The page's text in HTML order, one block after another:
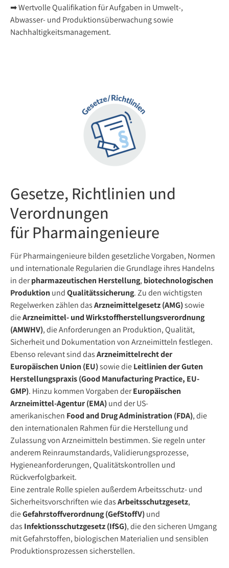
➡ Wertvolle Qualifikation für Aufgaben in Umwelt-,
Abwasser- und Produktionsüberwachung sowie
Nachhaltigkeitsmanagement.
Gesetze, Richtlinien und
Verordnungen
für Pharmaingenieure
Für Pharmaingenieure bilden gesetzliche Vorgaben, Normen
und internationale Regularien die Grundlage ihres Handelns
in derpharmazeutischen Herstellung, biotechnologischen
Produktion undQualitätssicherung. Zu den wichtigsten
Regelwerken zählen dasArzneimittelgesetz (AMG)sowie
dieArzneimittel- und Wirkstoffherstellungsverordnung
(AMWHV), die Anforderungen an Produktion, Qualität,
Sicherheit und Dokumentation von Arzneimitteln festlegen.
Ebenso relevant sind dasArzneimittelrecht der
Europäischen Union (EU)sowie dieLeitlinien der Guten
Herstellungspraxis (Good Manufacturing Practice, EU-
GMP). Hinzu kommen Vorgaben derEuropäischen
Arzneimittel-Agentur (EMA)und der US-
amerikanischen Food and Drug Administration (FDA), die
den internationalen Rahmen für die Herstellung und
Zulassung von Arzneimitteln bestimmen. Sie regeln unter
anderem Reinraumstandards, Validierungsprozesse,
Hygieneanforderungen, Qualitätskontrollen und
Rückverfolgbarkeit.
Eine zentrale Rolle spielen außerdem Arbeitsschutz- und
Sicherheitsvorschriften wie dasArbeitsschutzgesetz,
dieGefahrstoffverordnung (GefStoffV)und
das Infektionsschutzgesetz (IfSG), die den sicheren Umgang
mit Gefahrstoffen, biologischen Materialien und sensiblen
Produktionsprozessen sicherstellen.